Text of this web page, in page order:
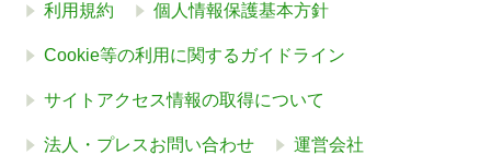
利用規約 個人情報保護基本方針
Cookie等の利用に関するガイドライン
サイトアクセス情報の取得について
法人・プレスお問い合わせ 運営会社